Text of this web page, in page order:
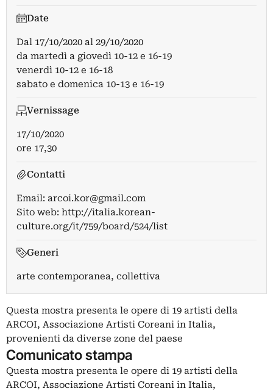
Date
Dal 17/10/2020 al 29/10/2020
da martedì a giovedì 10-12 e 16-19
venerdì 10-12 e 16-18
sabato e domenica 10-13 e 16-19
Vernissage
17/10/2020
ore 17,30
Contatti
Email: arcoi.kor@gmail.com
Sito web: http://italia.korean-
culture.org/it/759/board/524/list
Generi
arte contemporanea, collettiva
Questa mostra presenta le opere di 19 artisti della
ARCOI, Associazione Artisti Coreani in Italia,
provenienti da diverse zone del paese
Comunicato stampa
Questa mostra presenta le opere di 19 artisti della
ARCOI, Associazione Artisti Coreani in Italia,